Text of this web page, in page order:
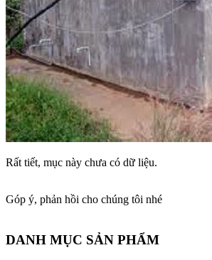
Rất tiết, mục này chưa có dữ liệu.
Góp ý, phản hồi cho chúng tôi nhé
DANH MỤC SẢN PHẨM